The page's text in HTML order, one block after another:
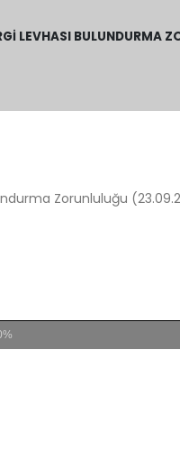
LEVHASI BULUNDURMA
Zorunluluğu